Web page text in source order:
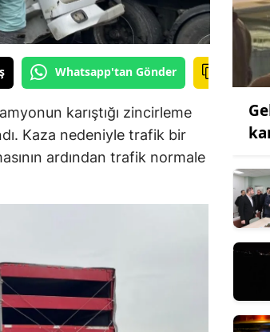
Whatsapp'tan Gönder
karıştığı zincirleme
Kaza nedeniyle trafik bir
ardından trafik normale